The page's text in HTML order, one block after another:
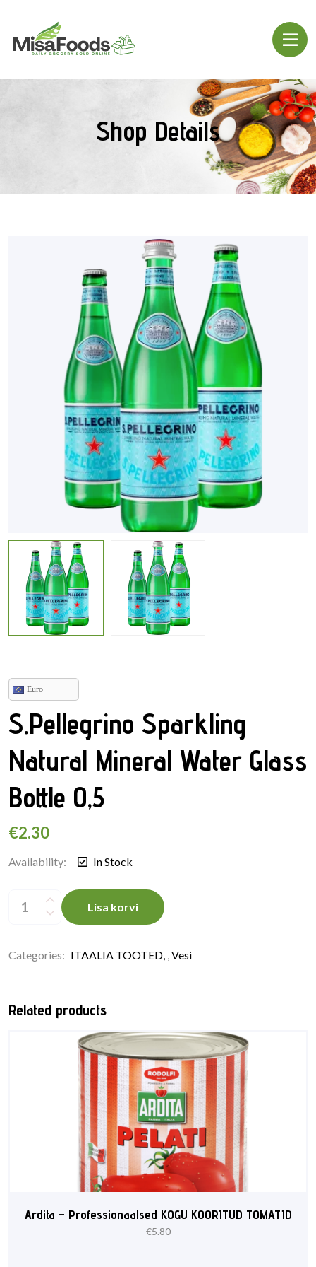
Shop Details
Euro
S.Pellegrino Sparkling
Natural Mineral Water Glass
Bottle 0,5
€2.30
Availability: In Stock
Sparkling
Natural
Bottle
0,5
Lisa korvi
Categories: ITAALIA TOOTED ,Vesi
Related products
Ardita – Professionaalsed KOGU KOORITUD TOMATID
€5.80